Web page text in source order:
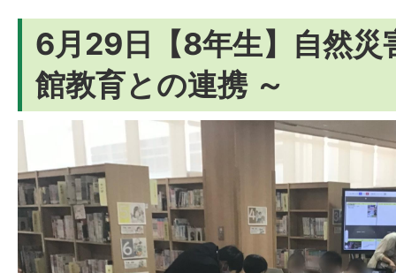
6月29日【8年生】自然災
館教育との連携 ～